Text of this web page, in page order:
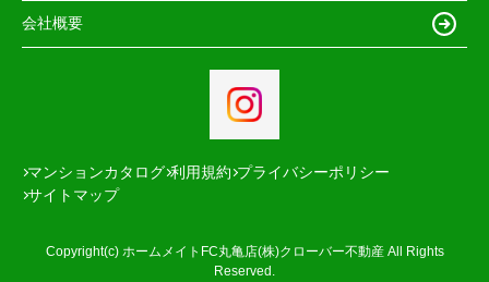
会社概要
マンションカタログ 利用規約 プライバシーポリシー
サイトマップ
Copyright(c) ホームメイトFC丸亀店(株)クローバー不動産 All Rights
Reserved.